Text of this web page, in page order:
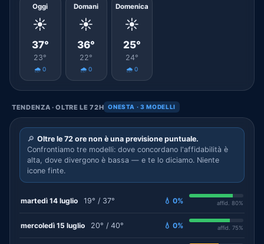
Oggi
☀️
37°
23°
🌧️ 0
Domani
☀️
36°
22°
🌧️ 0
Domenica
☀️
25°
24°
🌧️ 0
TENDENZA · OLTRE LE 72H ONESTA · 3 MODELLI
🔎 Oltre le 72 ore non è una previsione puntuale.
Confrontiamo tre modelli: dove concordano l'affidabilità è
alta, dove divergono è bassa — e te lo diciamo. Niente
icone finte.
martedì 14 luglio 19° / 37° 💧 0% affid. 80%
mercoledì 15 luglio 20° / 40° 💧 0% affid. 75%